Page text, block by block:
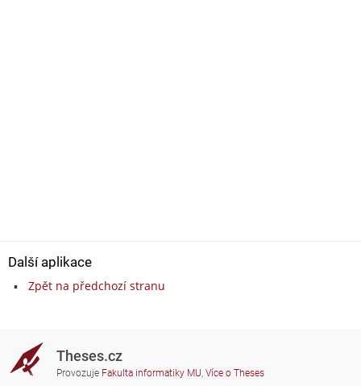
Další aplikace
Zpět na předchozí stranu
Theses.cz
Provozuje Fakulta informatiky MU, Více o Theses